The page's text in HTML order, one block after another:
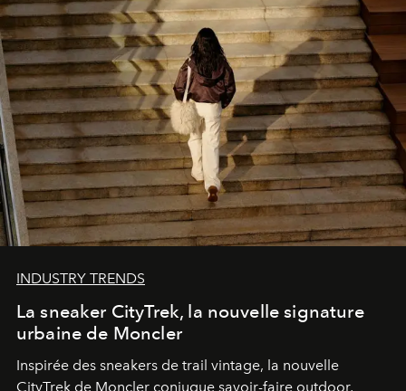
INDUSTRY TRENDS
La sneaker CityTrek, la nouvelle signature
urbaine de Moncler
Inspirée des sneakers de trail vintage, la nouvelle
CityTrek de Moncler conjugue savoir-faire outdoor,